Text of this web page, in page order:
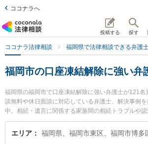
ココナラへ
投稿する 探す
ココナラ法律相談 福岡県で法律相談できる弁護
福岡市の口座凍結解除に強い弁
福岡県の福岡市で口座凍結解除に強い弁護士が121名
談無料や休日面談に対応している弁護士、解決事例
中。相続・遺言に関係する家族間の相続トラブルや
の細かな分野での絞り込み検索もでき便利です。特
務所 福岡オフィスの中谷 正太弁護士やA＆S福岡法
エリア